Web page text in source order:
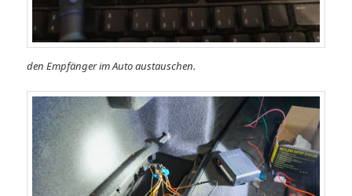
den Empfänger im Auto austauschen.